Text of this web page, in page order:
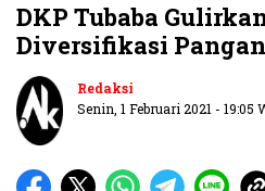
DKP Tubaba
Diversifikasi
Redaksi
Senin, 1 Februari 2021 - 19:05